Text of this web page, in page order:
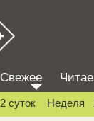
Свежее
2 суток Неделя